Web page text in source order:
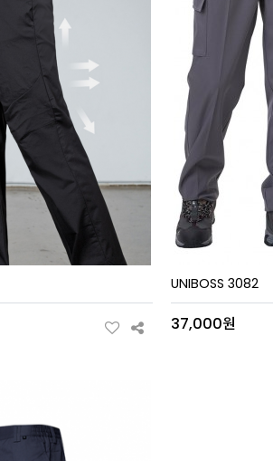
UNIBOSS 3082
37,000원